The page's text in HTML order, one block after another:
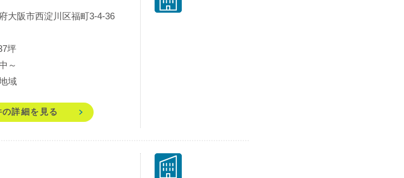
大阪市西淀川区福町3-4-36
坪
～
域
詳細を見る